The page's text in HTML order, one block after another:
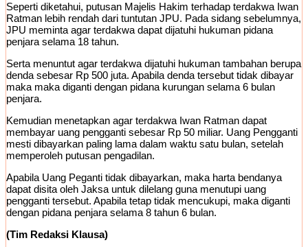
Seperti diketahui, putusan Majelis Hakim terhadap terdakwa Iwan
Ratman lebih rendah dari tuntutan JPU. Pada sidang sebelumnya,
JPU meminta agar terdakwa dapat dijatuhi hukuman pidana
penjara selama 18 tahun.
Serta menuntut agar terdakwa dijatuhi hukuman tambahan berupa
denda sebesar Rp 500 juta. Apabila denda tersebut tidak dibayar
maka maka diganti dengan pidana kurungan selama 6 bulan
penjara.
Kemudian menetapkan agar terdakwa Iwan Ratman dapat
membayar uang pengganti sebesar Rp 50 miliar. Uang Pengganti
mesti dibayarkan paling lama dalam waktu satu bulan, setelah
memperoleh putusan pengadilan.
Apabila Uang Peganti tidak dibayarkan, maka harta bendanya
dapat disita oleh Jaksa untuk dilelang guna menutupi uang
pengganti tersebut. Apabila tetap tidak mencukupi, maka diganti
dengan pidana penjara selama 8 tahun 6 bulan.
(Tim Redaksi Klausa)